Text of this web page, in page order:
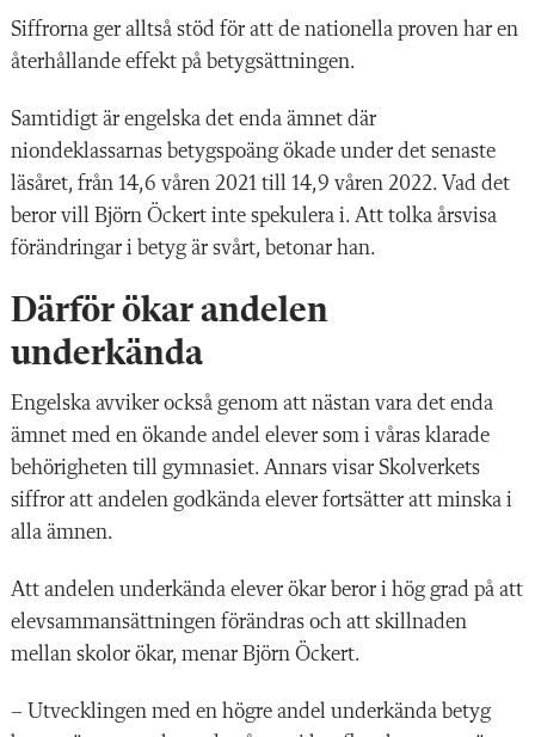
Siffrorna ger alltså stöd för att de nationella proven har en
återhållande effekt på betygsättningen.
Samtidigt är engelska det enda ämnet där
niondeklassarnas betygspoäng ökade under det senaste
läsåret, från 14,6 våren 2021 till 14,9 våren 2022. Vad det
beror vill Björn Öckert inte spekulera i. Att tolka årsvisa
förändringar i betyg är svårt, betonar han.
Därför ökar andelen
underkända
Engelska avviker också genom att nästan vara det enda
ämnet med en ökande andel elever som i våras klarade
behörigheten till gymnasiet. Annars visar Skolverkets
siffror att andelen godkända elever fortsätter att minska i
alla ämnen.
Att andelen underkända elever ökar beror i hög grad på att
elevsammansättningen förändras och att skillnaden
mellan skolor ökar, menar Björn Öckert.
– Utvecklingen med en högre andel underkända betyg